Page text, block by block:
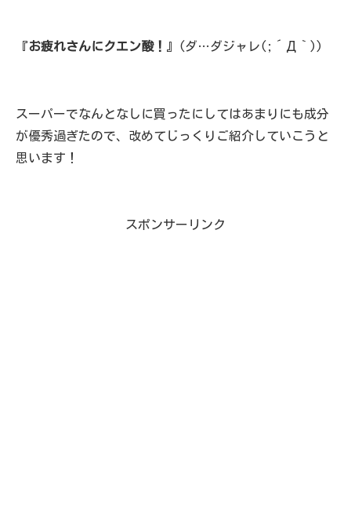
『お疲れさんにクエン酸！ 』(ダ…ダジャレ(;´Д｀))
スーパーでなんとなしに買ったにしてはあまりにも成分
が優秀過ぎたので、改めてじっくりご紹介していこうと
思います！
スポンサーリンク